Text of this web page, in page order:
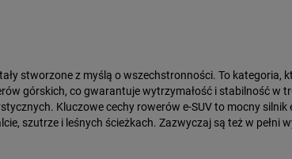
stworzone z myślą o wszechstronności. To kategoria,
górskich, co gwarantuje wytrzymałość i stabilność w
Kluczowe cechy rowerów e-SUV to mocny
szutrze i leśnych ścieżkach. Zazwyczaj są też w pełni